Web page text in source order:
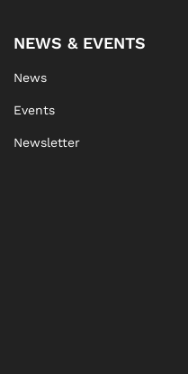
NEWS & EVENTS
News
Events
Newsletter